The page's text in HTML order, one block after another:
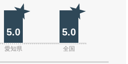
5.0 5.0
愛知県 全国